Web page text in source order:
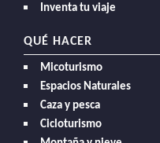
Inventa tu viaje
QUÉ HACER
Micoturismo
Espacios Naturales
Caza y pesca
Cicloturismo